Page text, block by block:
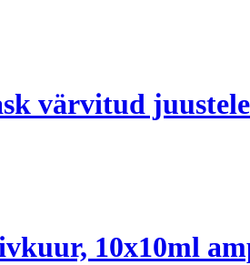
värvitud
10x10ml